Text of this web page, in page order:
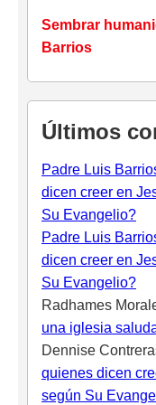
Sembrar
Barrios
Últimos
Padre Luis
dicen creer en
Su Evangelio?
Padre Luis
dicen creer en
Su Evangelio?
Radhames
una iglesia
Dennise
quienes dicen
según Su